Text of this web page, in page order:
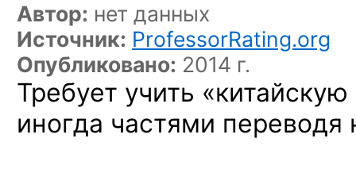
Автор: нет данных
Источник: ProfessorRating.org
Опубликовано: 2014 г.
Требует учить
иногда частями